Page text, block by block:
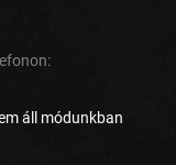
áll módunkban